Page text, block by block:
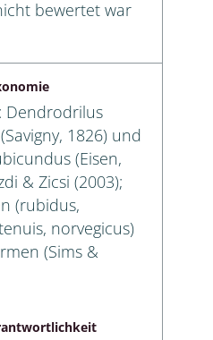
bewertet war
Dendrodrilus
1826) und
(Eisen,
& Zicsi (2003);
(rubidus,
norvegicus)
(Sims &